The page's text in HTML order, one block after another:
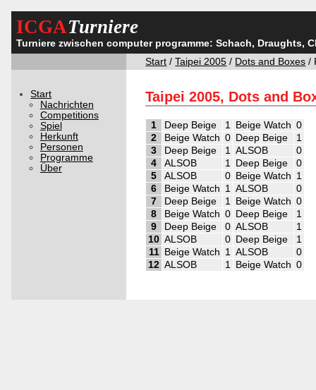
ICGATurniere
Turniere zwischen computer programme: Schach, Draughts,
Start /Taipei 2005 / Dots and Boxes /
Start
Nachrichten
Competitions
Spiel
Herkunft
Personen
Programme
Über
Taipei 2005, Dots and
1 Deep Beige 1 Beige Watch 0
2
Beige Watch 0 Deep Beige
1
3
Deep Beige 1 ALSOB
0
4
ALSOB 1 Deep Beige
0
5
ALSOB 0 Beige Watch 1
6
Beige Watch 1 ALSOB
0
7
Deep Beige 1 Beige Watch 0
8
Beige Watch 0 Deep Beige
1
9
Deep Beige 0 ALSOB
1
10 ALSOB 0 Deep Beige
1
11
Beige Watch 1 ALSOB
0
12 ALSOB 1 Beige Watch 0